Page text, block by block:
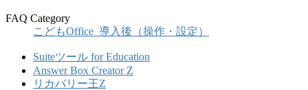
FAQ Category
こどもOffice_導入後（操作・設定）
Suiteツール for Education
Answer Box Creator Z
リカバリー王Z